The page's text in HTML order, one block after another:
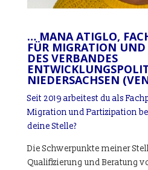
… MANA ATIGLO,
FÜR MIGRATION
DES VERBANDES
NIEDERSACHSEN
Seit 2019 arbeitest du als
Migration und Partizipation
deine Stelle?
Die Schwerpunkte meiner
Qualifizierung und Beratung